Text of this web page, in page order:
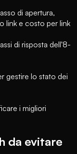
di apertura,
link e costo per link
di risposta dell'8-
gestire lo stato dei
i migliori
da evitare